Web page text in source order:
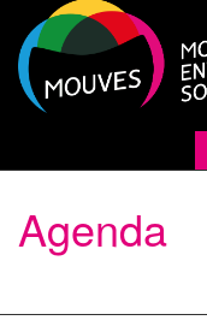
Agenda